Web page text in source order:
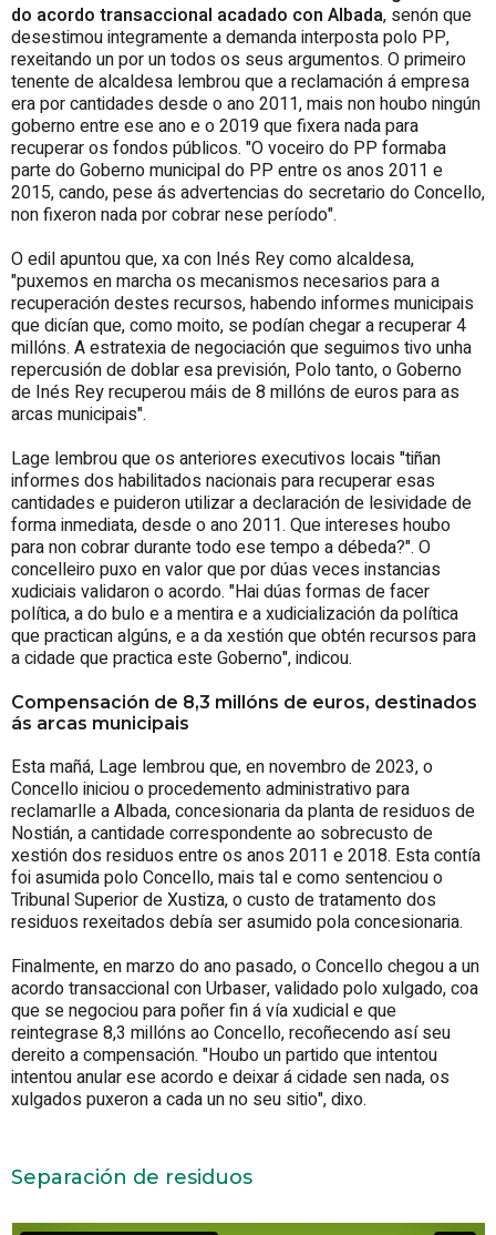
do acordo transaccional acadado con Albada, senón que
desestimou integramente a demanda interposta polo PP,
rexeitando un por un todos os seus argumentos. O primeiro
tenente de alcaldesa lembrou que a reclamación á empresa
era por cantidades desde o ano 2011, mais non houbo ningún
goberno entre ese ano e o 2019 que fixera nada para
recuperar os fondos públicos. "O voceiro do PP formaba
parte do Goberno municipal do PP entre os anos 2011 e
2015, cando, pese ás advertencias do secretario do Concello,
non fixeron nada por cobrar nese período".
O edil apuntou que, xa con Inés Rey como alcaldesa,
"puxemos en marcha os mecanismos necesarios para a
recuperación destes recursos, habendo informes municipais
que dicían que, como moito, se podían chegar a recuperar 4
millóns. A estratexia de negociación que seguimos tivo unha
repercusión de doblar esa previsión, Polo tanto, o Goberno
de Inés Rey recuperou máis de 8 millóns de euros para as
arcas municipais".
Lage lembrou que os anteriores executivos locais "tiñan
informes dos habilitados nacionais para recuperar esas
cantidades e puideron utilizar a declaración de lesividade de
forma inmediata, desde o ano 2011. Que intereses houbo
para non cobrar durante todo ese tempo a débeda?". O
concelleiro puxo en valor que por dúas veces instancias
xudiciais validaron o acordo. "Hai dúas formas de facer
política, a do bulo e a mentira e a xudicialización da política
que practican algúns, e a da xestión que obtén recursos para
a cidade que practica este Goberno", indicou.
Compensación de 8,3 millóns de euros, destinados
ás arcas municipais
Esta mañá, Lage lembrou que, en novembro de 2023, o
Concello iniciou o procedemento administrativo para
reclamarlle a Albada, concesionaria da planta de residuos de
Nostián, a cantidade correspondente ao sobrecusto de
xestión dos residuos entre os anos 2011 e 2018. Esta contía
foi asumida polo Concello, mais tal e como sentenciou o
Tribunal Superior de Xustiza, o custo de tratamento dos
residuos rexeitados debía ser asumido pola concesionaria.
Finalmente, en marzo do ano pasado, o Concello chegou a un
acordo transaccional con Urbaser, validado polo xulgado, coa
que se negociou para poñer fin á vía xudicial e que
reintegrase 8,3 millóns ao Concello, recoñecendo así seu
dereito a compensación. "Houbo un partido que intentou
intentou anular ese acordo e deixar á cidade sen nada, os
xulgados puxeron a cada un no seu sitio", dixo.
Separación de residuos